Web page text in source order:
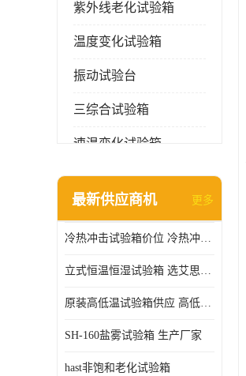
紫外线老化试验箱
温度变化试验箱
振动试验台
三综合试验箱
速温变化试验箱
淋雨试验箱(沙尘)
高压加速老化试验箱
最新供应商机 更多
冷热冲击试验箱价位 冷热冲击试验设备 非标定制
立式恒温恒湿试验箱 选艾思荔厂家
原装高低温试验箱供应 高低温交变湿热试验箱
SH-160盐雾试验箱 生产厂家
hast非饱和老化试验箱